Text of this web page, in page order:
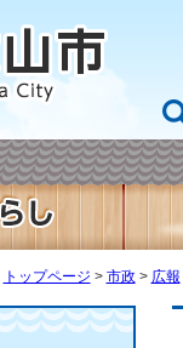
トップページ > 市政> 広報